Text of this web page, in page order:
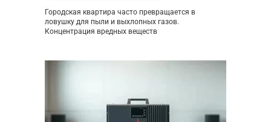
Городская квартира часто превращается в
ловушку для пыли и выхлопных газов.
Концентрация вредных веществ